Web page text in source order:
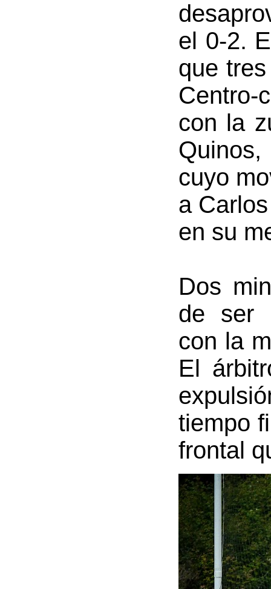
el 0-2.
que
Centro-
con la
cuyo
a
en su
Dos
de ser
con la
El
tiempo
frontal